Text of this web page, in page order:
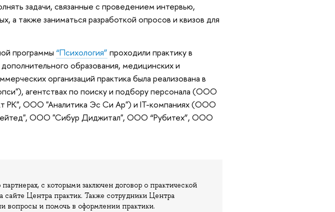
задачи, связанные с проведением интервью,
а также заниматься разработкой опросов и квизов для
программы“Психология” проходили практику в
образования, медицинских и
организаций практика была реализована в
агентствах по поиску и подбору персонала (ООО
РК", ООО "Аналитика Эс Си Ар") и IT-компаниях (ООО
ООО "Сибур Диджитал", ООО “Рубитех”, ООО
с которыми заключен договор о практической
сайте Центра практик. Также сотрудники Центра
вопросы и помочь в оформлении практики.